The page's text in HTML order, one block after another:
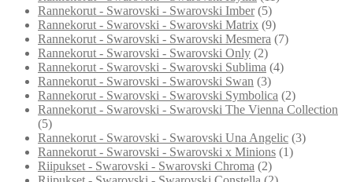
Rannekorut - Swarovski - Swarovski Imber (5)
Rannekorut - Swarovski - Swarovski Matrix (9)
Rannekorut - Swarovski - Swarovski Mesmera (7)
Rannekorut - Swarovski - Swarovski Only (2)
Rannekorut - Swarovski - Swarovski Sublima (4)
Rannekorut - Swarovski - Swarovski Swan (3)
Rannekorut - Swarovski - Swarovski Symbolica (2)
Rannekorut - Swarovski - Swarovski The Vienna Collection
(5)
Rannekorut - Swarovski - Swarovski Una Angelic (3)
Rannekorut - Swarovski - Swarovski x Minions (1)
Riipukset - Swarovski - Swarovski Chroma (2)